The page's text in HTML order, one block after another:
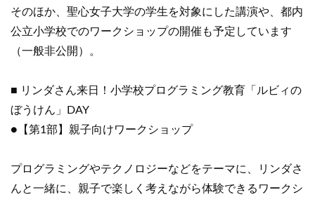
そのほか、聖心女子大学の学生を対象にした講演や、都内
公立小学校でのワークショップの開催も予定しています
（一般非公開）。
■ リンダさん来日！小学校プログラミング教育「ルビィの
ぼうけん」DAY
●【第1部】親子向けワークショップ
プログラミングやテクノロジーなどをテーマに、リンダさ
んと一緒に、親子で楽しく考えながら体験できるワークシ